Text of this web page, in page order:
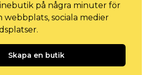
på några minuter för
webbplats, sociala medier
Skapa en butik